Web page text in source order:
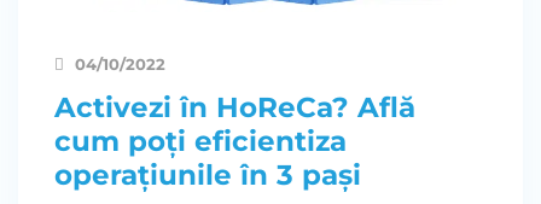
04/10/2022
Activezi în HoReCa? Află
cum poți eficientiza
operațiunile în 3 pași